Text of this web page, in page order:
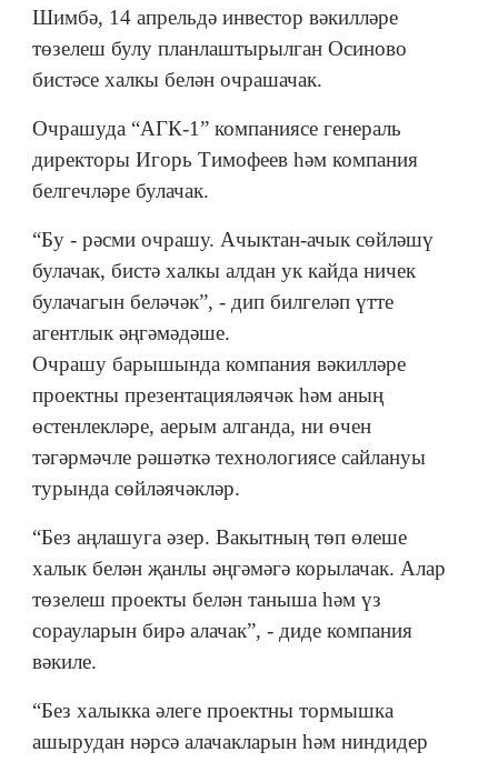
Шимбә, 14 апрельдә инвестор вәкилләре
төзелеш булу планлаштырылган Осиново
бистәсе халкы белән очрашачак.
Очрашуда “АГК-1” компаниясе генераль
директоры Игорь Тимофеев һәм компания
белгечләре булачак.
“Бу - рәсми очрашу. Ачыктан-ачык сөйләшү
булачак, бистә халкы алдан ук кайда ничек
булачагын беләчәк”, - дип билгеләп үтте
агентлык әңгәмәдәше.
Очрашу барышында компания вәкилләре
проектны презентацияләячәк һәм аның
өстенлекләре, аерым алганда, ни өчен
тәгәрмәчле рәшәткә технологиясе сайлануы
турында сөйләячәкләр.
“Без аңлашуга әзер. Вакытның төп өлеше
халык белән җанлы әңгәмәгә корылачак. Алар
төзелеш проекты белән таныша һәм үз
сорауларын бирә алачак”, - диде компания
вәкиле.
“Без халыкка әлеге проектны тормышка
ашырудан нәрсә алачакларын һәм ниндидер